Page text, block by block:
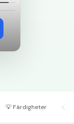
💡 Färdigheter 📋